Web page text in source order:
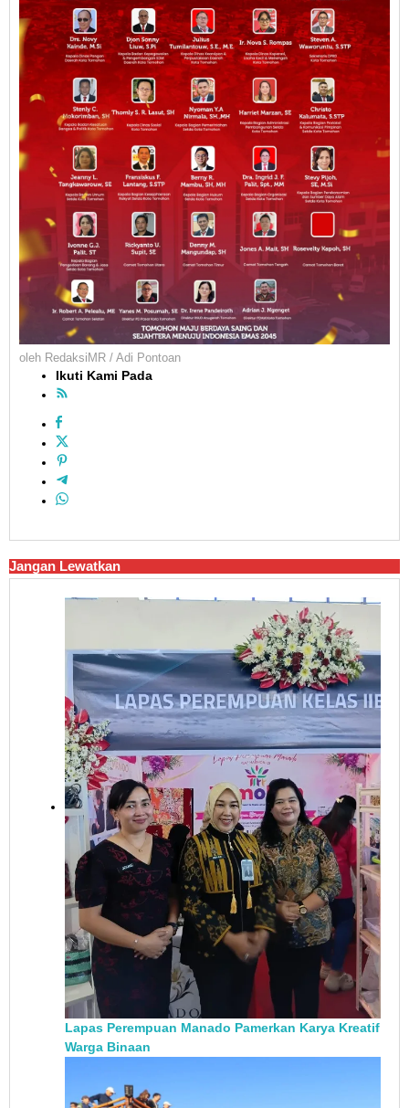
oleh RedaksiMR / Adi Pontoan
Ikuti Kami Pada
Jangan Lewatkan
Lapas Perempuan Manado Pamerkan Karya Kreatif
Warga Binaan